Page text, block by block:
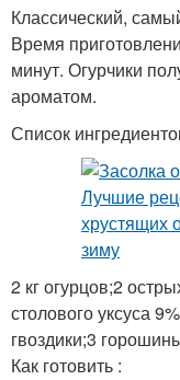
Классический,
Время
минут. Огурчики
ароматом.
Список
2 кг огурцов;2
столового уксуса
гвоздики;3
Как готовить :